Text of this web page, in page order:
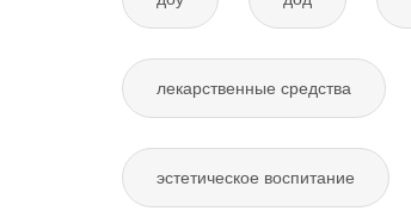
лекарственные средства
эстетическое воспитание